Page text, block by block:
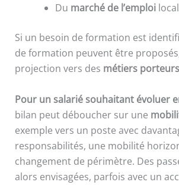
Du marché de l’emploi
Si un besoin de formation est
de formation peuvent être
projection vers des métiers
Pour un salarié souhaitant évoluer
bilan peut déboucher sur une
exemple vers un poste avec
responsabilités, une mobilité
changement de périmètre. Des
alors envisagées, parfois avec un